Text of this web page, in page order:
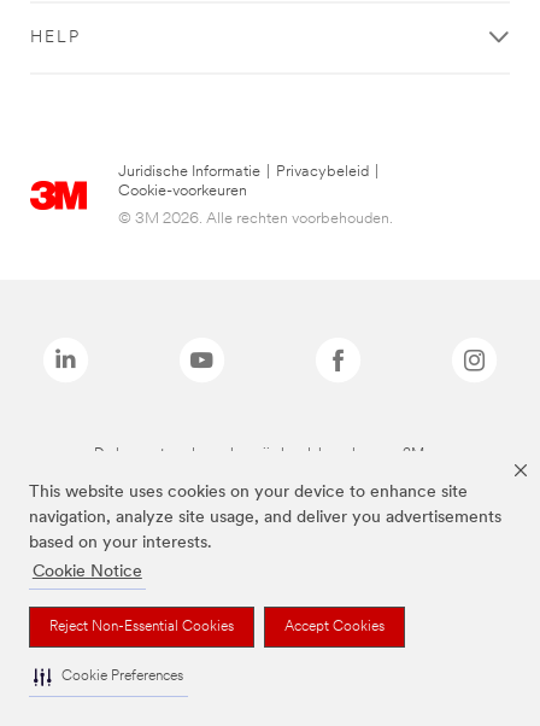
This website uses cookies on your device to enhance site
navigation, analyze site usage, and deliver you advertisements
based on your interests.
Cookie Notice
Reject Non-Essential Cookies Accept Cookies
Cookie Preferences
HELP
Juridische Informatie Privacybeleid
Cookie-voorkeuren
© 3M 2026. Alle rechten voorbehouden.
De bovenstaande merken zijn handelsmerken van 3M.we